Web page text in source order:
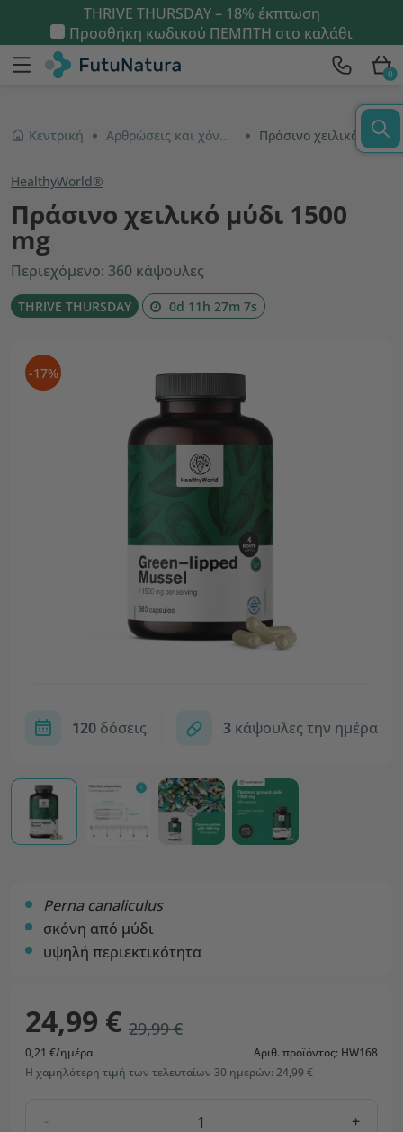
THRIVE THURSDAY – 18% έκπτωση
Προσθήκη κωδικού ΠΕΜΠΤΗ στο καλάθι
0
Κεντρική Αρθρώσεις και χόνδροι Πράσινο χειλικό μύδι 1500 mg
HealthyWorld®
Πράσινο χειλικό μύδι 1500
mg
Περιεχόμενο: 360 κάψουλες
THRIVE THURSDAY 0d 11h 27m 6s
-17%
120 δόσεις 3 κάψουλες την ημέρα
Perna canaliculus
σκόνη από μύδι
υψηλή περιεκτικότητα
24,99 € 29,99 €
0,21 €/ημέρα
Αριθ. προϊόντος: HW168
Η χαμηλότερη τιμή των τελευταίων 30 ημερών: 24,99 €
- +